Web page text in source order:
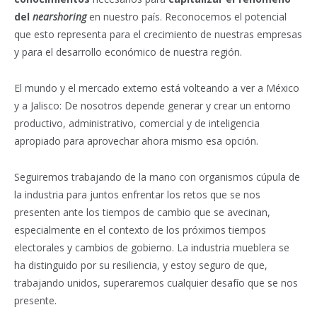
del nearshoringen nuestro país. Reconocemos el potencial
que esto representa para el crecimiento de nuestras empresas
y para el desarrollo económico de nuestra región.
El mundo y el mercado externo está volteando a ver a México
y a Jalisco: De nosotros depende generar y crear un entorno
productivo, administrativo, comercial y de inteligencia
apropiado para aprovechar ahora mismo esa opción.
Seguiremos trabajando de la mano con organismos cúpula de
la industria para juntos enfrentar los retos que se nos
presenten ante los tiempos de cambio que se avecinan,
especialmente en el contexto de los próximos tiempos
electorales y cambios de gobierno. La industria mueblera se
ha distinguido por su resiliencia, y estoy seguro de que,
trabajando unidos, superaremos cualquier desafío que se nos
presente.